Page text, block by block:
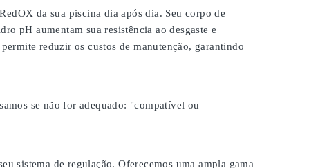
da sua piscina dia após dia. Seu corpo de
pH aumentam sua resistência ao desgaste e
reduzir os custos de manutenção, garantindo
se não for adequado: "compatível ou
sistema de regulação. Oferecemos uma ampla gama